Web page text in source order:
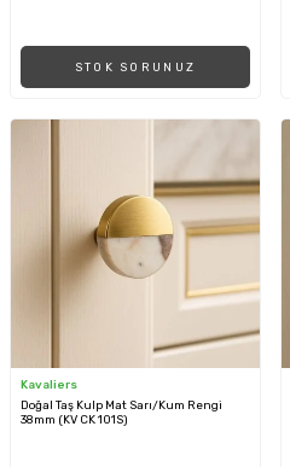
STOK SORUNUZ
Kavaliers
Doğal Taş Kulp Mat Sarı/Kum Rengi
38mm (KV CK 101S)